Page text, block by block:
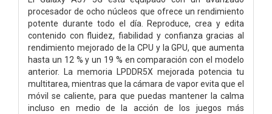
procesador de ocho núcleos que ofrece un rendimiento
potente durante todo el día. Reproduce, crea y edita
contenido con fluidez, fiabilidad y confianza gracias al
rendimiento mejorado de la CPU y la GPU, que aumenta
hasta un 12 % y un 19 % en comparación con el modelo
anterior. La memoria LPDDR5X mejorada potencia tu
multitarea, mientras que la cámara de vapor evita que el
móvil se caliente, para que puedas mantener la calma
incluso en medio de la acción de los juegos más